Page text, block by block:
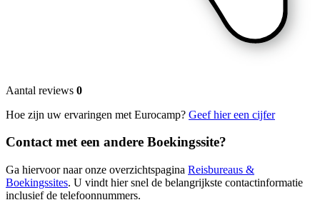
Aantal reviews 0
Hoe zijn uw ervaringen met Eurocamp? Geef hier een cijfer
Contact met een andere Boekingssite?
Ga hiervoor naar onze overzichtspagina Reisbureaus &
Boekingssites. U vindt hier snel de belangrijkste contactinformatie
inclusief de telefoonnummers.